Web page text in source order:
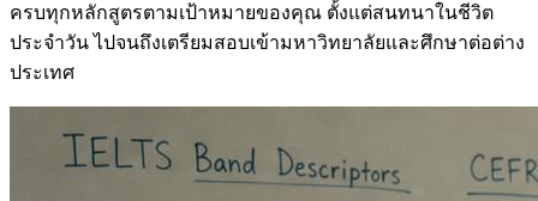
ครบทุกหลักสูตรตามเป้าหมายของคุณ ตั้งแต่สนทนาในชีวิต
ประจำวัน ไปจนถึงเตรียมสอบเข้ามหาวิทยาลัยและศึกษาต่อต่าง
ประเทศ